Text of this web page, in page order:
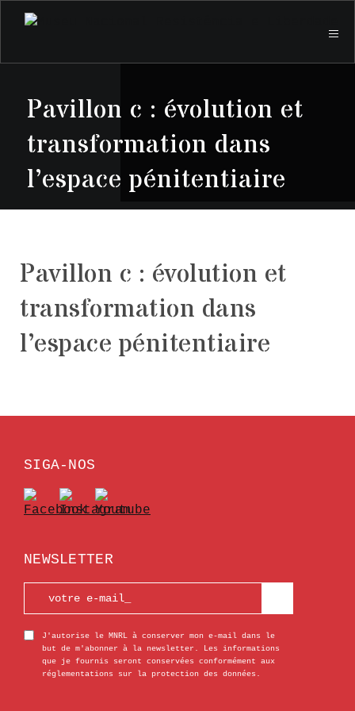
Pavillon c : évolution et
transformation dans
l’espace pénitentiaire
Pavillon c : évolution et
transformation dans
l’espace pénitentiaire
SIGA-NOS
NEWSLETTER
J'autorise le MNRL à conserver mon e-mail dans le
but de m'abonner à la newsletter. Les informations
que je fournis seront conservées conformément aux
réglementations sur la protection des données.